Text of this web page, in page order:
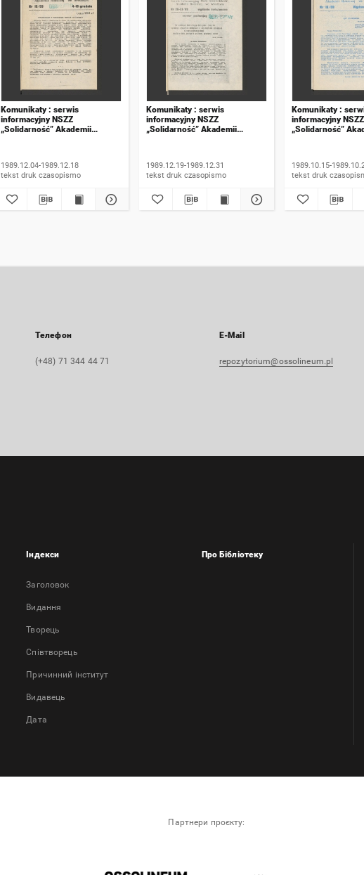
Komunikaty : serwis
informacyjny NSZZ
„Solidarność” Akademii
1989.12.04-1989.12.18
tekst druk czasopismo
Komunikaty : serwis
informacyjny NSZZ
„Solidarność” Akademii
1989.12.19-1989.12.31
tekst druk czasopismo
Komunikaty :
informacyjny NSZZ
„Solidarność”
1989.10.15-
tekst druk
Телефон
(+48) 71 344 44 71
E-Mail
repozytorium@ossolineum.pl
Індекси
Заголовок
Bидання
Творець
Співтворець
Причинний інститут
Видавець
Дата
Про Бібліотеку
Партнери проєкту: